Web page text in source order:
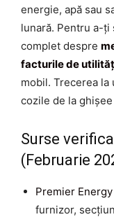
energie, apă sau
lunară. Pentru a-ți
complet despre
facturile de
mobil. Trecerea
cozile de la
Surse
(Februarie
Premier
furnizor,